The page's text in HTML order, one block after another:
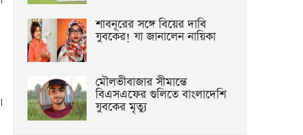
শাবনূরের সঙ্গে বিয়ের দাবি
যুবকের! যা জানালেন নায়িকা
মৌলভীবাজার সীমান্তে
বিএসএফের গুলিতে বাংলাদেশি
যুবকের মৃত্যু